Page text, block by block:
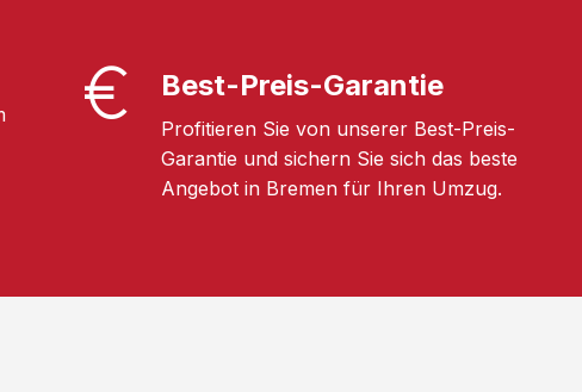
Best-Preis-Garantie
Profitieren Sie von unserer Best-Preis-
Garantie und sichern Sie sich das beste
Angebot in Bremen für Ihren Umzug.